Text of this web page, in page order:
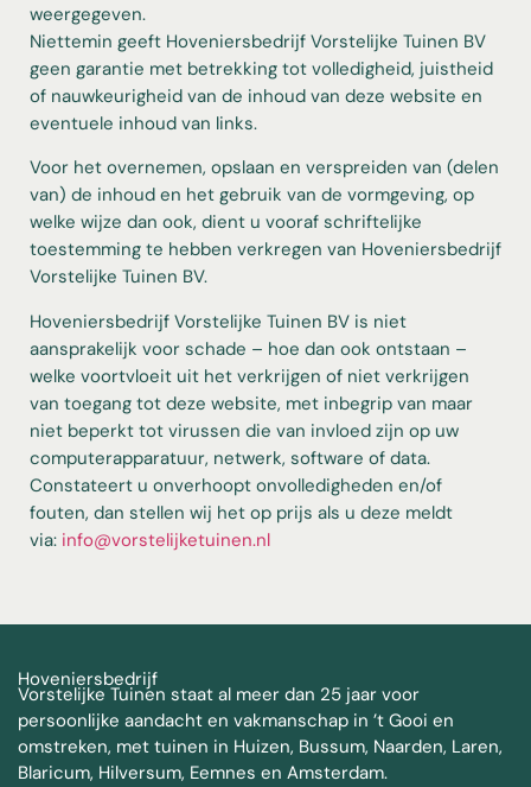
weergegeven.
Niettemin geeft Hoveniersbedrijf Vorstelijke Tuinen BV
geen garantie met betrekking tot volledigheid, juistheid
of nauwkeurigheid van de inhoud van deze website en
eventuele inhoud van links.
Voor het overnemen, opslaan en verspreiden van (delen
van) de inhoud en het gebruik van de vormgeving, op
welke wijze dan ook, dient u vooraf schriftelijke
toestemming te hebben verkregen van Hoveniersbedrijf
Vorstelijke Tuinen BV.
Hoveniersbedrijf Vorstelijke Tuinen BV is niet
aansprakelijk voor schade – hoe dan ook ontstaan –
welke voortvloeit uit het verkrijgen of niet verkrijgen
van toegang tot deze website, met inbegrip van maar
niet beperkt tot virussen die van invloed zijn op uw
computerapparatuur, netwerk, software of data.
Constateert u onverhoopt onvolledigheden en/of
fouten, dan stellen wij het op prijs als u deze meldt
via: info@vorstelijketuinen.nl
Hoveniersbedrijf
Vorstelijke Tuinen staat al meer dan 25 jaar voor
persoonlijke aandacht en vakmanschap in ’t Gooi en
omstreken, met tuinen in Huizen, Bussum, Naarden, Laren,
Blaricum, Hilversum, Eemnes en Amsterdam.